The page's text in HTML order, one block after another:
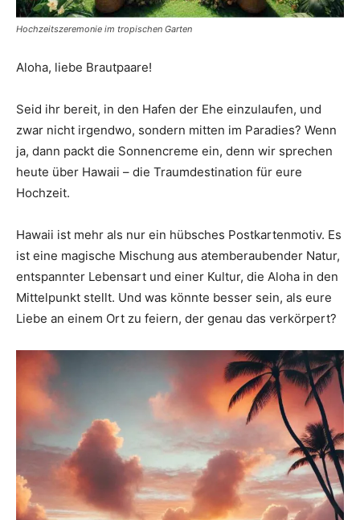
Thema
Hochzeit
Hochzeitszeremonie im tropischen Garten
Aloha, liebe Brautpaare!
Seid ihr bereit, in den Hafen der Ehe einzulaufen, und
zwar nicht irgendwo, sondern mitten im Paradies? Wenn
ja, dann packt die Sonnencreme ein, denn wir sprechen
heute über Hawaii – die Traumdestination für eure
Hochzeit.
Hawaii ist mehr als nur ein hübsches Postkartenmotiv. Es
ist eine magische Mischung aus atemberaubender Natur,
entspannter Lebensart und einer Kultur, die Aloha in den
Mittelpunkt stellt. Und was könnte besser sein, als eure
Liebe an einem Ort zu feiern, der genau das verkörpert?